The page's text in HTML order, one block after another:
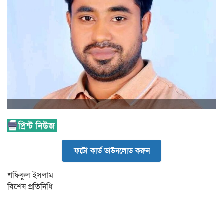
ফটো কার্ড ডাউনলোড করুন
শফিকুল ইসলাম
বিশেষ প্রতিনিধি